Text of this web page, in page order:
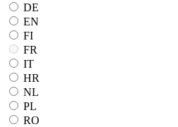
DE
EN
FI
FR
IT
HR
NL
PL
RO